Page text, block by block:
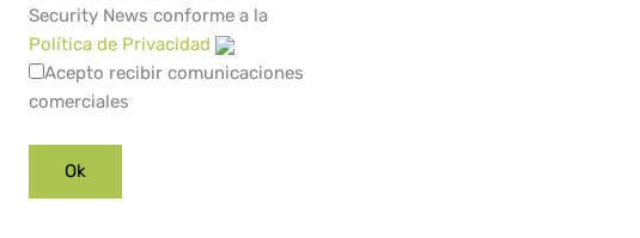
Security News conforme a la
Política de Privacidad
Acepto recibir comunicaciones
comerciales